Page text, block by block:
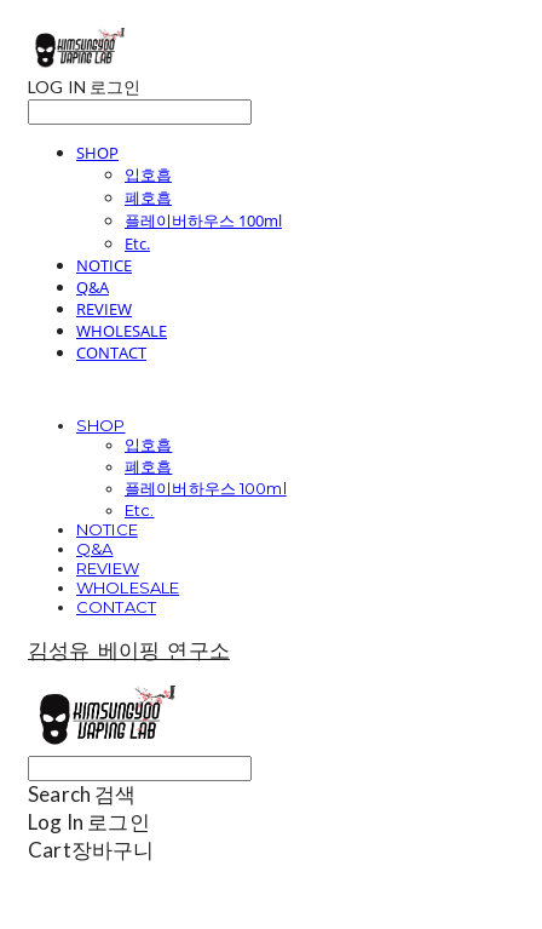
LOG IN 로그인
SHOP
입호흡
폐호흡
플레이버하우스 100ml
Etc.
NOTICE
Q&A
REVIEW
WHOLESALE
CONTACT
SHOP
입호흡
폐호흡
플레이버하우스 100ml
Etc.
NOTICE
Q&A
REVIEW
WHOLESALE
CONTACT
김성유 베이핑 연구소
Search 검색
Log In 로그인
Cart장바구니